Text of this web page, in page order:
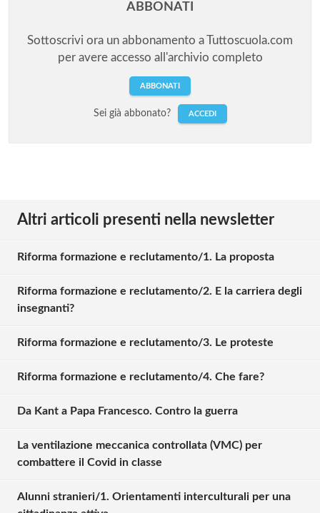
ABBONATI
Sottoscrivi ora un abbonamento a Tuttoscuola.com
per avere accesso all'archivio completo
ABBONATI
Sei già abbonato? ACCEDI
Altri articoli presenti nella newsletter
Riforma formazione e reclutamento/1. La proposta
Riforma formazione e reclutamento/2. E la carriera degli
insegnanti?
Riforma formazione e reclutamento/3. Le proteste
Riforma formazione e reclutamento/4. Che fare?
Da Kant a Papa Francesco. Contro la guerra
La ventilazione meccanica controllata (VMC) per
combattere il Covid in classe
Alunni stranieri/1. Orientamenti interculturali per una
Solo gli utenti registrati possono